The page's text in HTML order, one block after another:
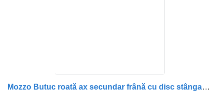
Mozzo Butuc roată ax secundar frână cu disc stânga per camion DAF (1887160, 1703801, 1963979)